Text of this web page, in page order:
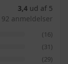
3,4 ud af 5
92 anmeldelser
(16)
(31)
(29)